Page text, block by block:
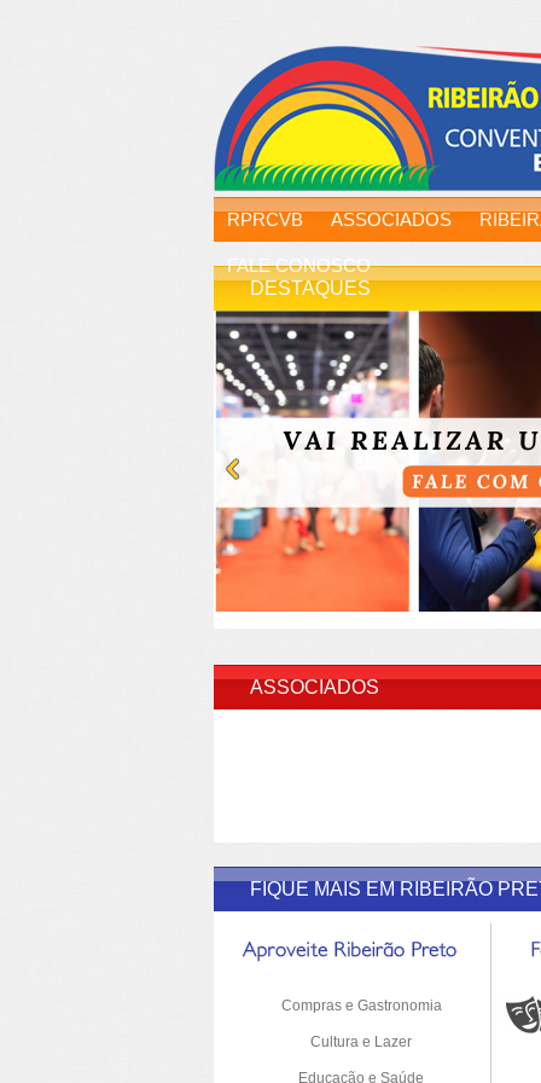
RPRCVB ASSOCIADOS
FALE CONOSCO
DESTAQUES
ASSOCIADOS
FIQUE MAIS EM RIBEIRÃO
Compras e Gastronomia
Cultura e Lazer
Educação e Saúde